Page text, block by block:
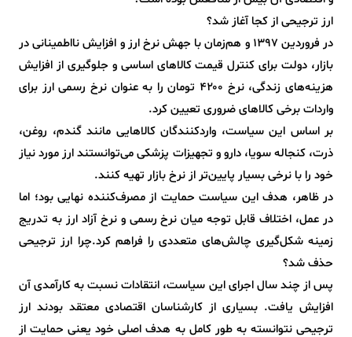
ارز ترجیحی از کجا آغاز شد؟
در فروردین ۱۳۹۷ و هم‌زمان با جهش نرخ ارز و افزایش نااطمینانی در
بازار، دولت برای کنترل قیمت کالاهای اساسی و جلوگیری از افزایش
هزینه‌های زندگی، نرخ ۴۲۰۰ تومان را به عنوان نرخ رسمی ارز برای
واردات برخی کالاهای ضروری تعیین کرد.
بر اساس این سیاست، واردکنندگان کالاهایی مانند گندم، روغن،
ذرت، کنجاله سویا، دارو و تجهیزات پزشکی می‌توانستند ارز مورد نیاز
خود را با نرخی بسیار پایین‌تر از نرخ بازار تهیه کنند.
در ظاهر، هدف این سیاست حمایت از مصرف‌کننده نهایی بود؛ اما
در عمل، اختلاف قابل توجه میان نرخ رسمی و نرخ آزاد ارز به تدریج
زمینه شکل‌گیری چالش‌های متعددی را فراهم کرد.چرا ارز ترجیحی
حذف شد؟
پس از چند سال اجرای این سیاست، انتقادات نسبت به کارآمدی آن
افزایش یافت. بسیاری از کارشناسان اقتصادی معتقد بودند ارز
ترجیحی نتوانسته به طور کامل به هدف اصلی خود یعنی حمایت از